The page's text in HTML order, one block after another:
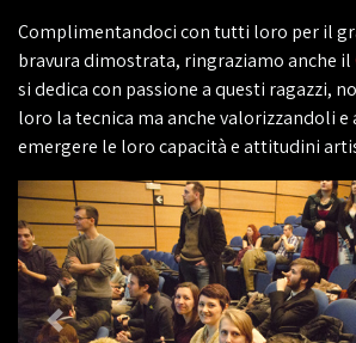
Complimentandoci con tutti loro per il
bravura dimostrata, ringraziamo anche il
si dedica con passione a questi ragazzi,
loro la tecnica ma anche valorizzandoli
emergere le loro capacità e attitudini